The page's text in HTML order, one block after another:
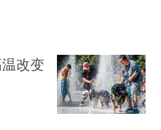
改变